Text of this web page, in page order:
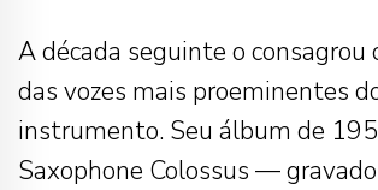
A década seguinte o consagrou
das vozes mais proeminentes
instrumento. Seu álbum de
Saxophone Colossus —